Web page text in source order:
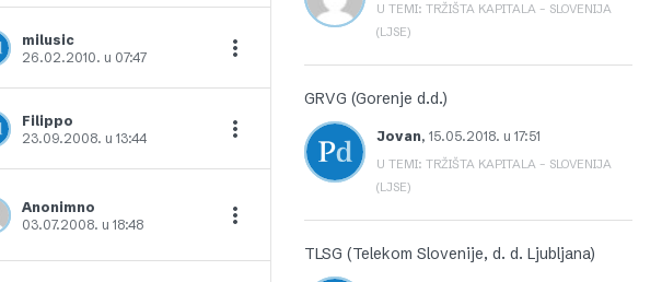
Dodajte u favorite
milusic
26.02.2010. u 07:47
Filippo
23.09.2008. u 13:44
Anonimno
03.07.2008. u 18:48
U TEMI: TRŽIŠTA KAPITALA – SLOVENIJA
(LJSE)
GRVG (Gorenje d.d.)
Jovan, 15.05.2018. u 17:51
U TEMI: TRŽIŠTA KAPITALA – SLOVENIJA
(LJSE)
TLSG (Telekom Slovenije, d. d. Ljubljana)